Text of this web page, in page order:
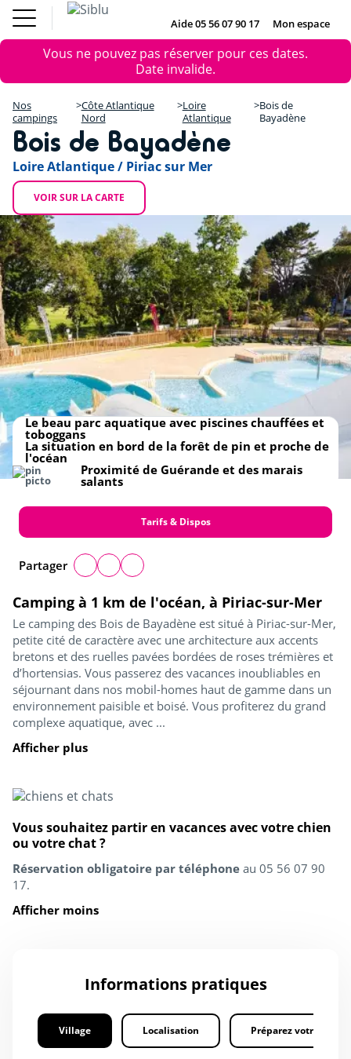
Aller
au
contenu
principal
Le Fun
DE IE NL EN
Nos campings
Vos envies
Nos offres
Hébergement
Siblu & moi
Le Fun Pass
Achat mobil home
DE
Aide 05 56 07 90 17 Mon espace
MessageVous ne pouvez pas réserver pour ces dates.
Date invalide.
Nos
campings
Côte Atlantique
Nord
Loire
Atlantique
Bois de
Bayadène
Bois de Bayadène
Loire Atlantique / Piriac sur Mer
VOIR SUR LA CARTE
−
Camping à 1 km de l'océan, à Piriac-sur-Mer
Le camping des Bois de Bayadène est situé à Piriac-sur-Mer,
petite cité de caractère avec une architecture aux accents
bretons et des ruelles pavées bordées de roses trémières et
d’hortensias. Vous passerez des vacances inoubliables en
séjournant dans nos mobil-homes haut de gamme dans un
environnement paisible et boisé. Vous profiterez du grand
complexe aquatique, avec ...
Afficher plus
Le beau parc aquatique avec piscines chauffées et
toboggans
La situation en bord de la forêt de pin et proche de
l'océan
Proximité de Guérande et des marais
salants
Tarifs & Dispos
Partager
Vous souhaitez partir en vacances avec votre chien
ou votre chat ?
Réservation obligatoire par téléphone au 05 56 07 90
17.
Afficher moins
Informations pratiques
Village Localisation Préparez votre séjour